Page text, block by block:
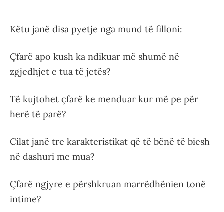
Këtu janë disa pyetje nga mund të filloni:
Çfarë apo kush ka ndikuar më shumë në
zgjedhjet e tua të jetës?
Të kujtohet çfarë ke menduar kur më pe për
herë të parë?
Cilat janë tre karakteristikat që të bënë të biesh
në dashuri me mua?
Çfarë ngjyre e përshkruan marrëdhënien tonë
intime?